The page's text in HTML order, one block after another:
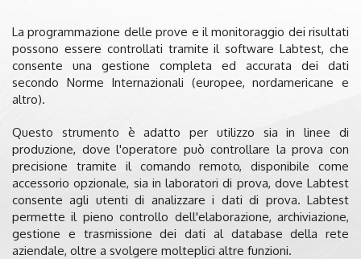
La programmazione delle prove e il monitoraggio dei risultati
possono essere controllati tramite il software Labtest, che
consente una gestione completa ed accurata dei dati
secondo Norme Internazionali (europee, nordamericane e
altro).
Questo strumento è adatto per utilizzo sia in linee di
produzione, dove l'operatore può controllare la prova con
precisione tramite il comando remoto, disponibile come
accessorio opzionale, sia in laboratori di prova, dove Labtest
consente agli utenti di analizzare i dati di prova. Labtest
permette il pieno controllo dell'elaborazione, archiviazione,
gestione e trasmissione dei dati al database della rete
aziendale, oltre a svolgere molteplici altre funzioni.